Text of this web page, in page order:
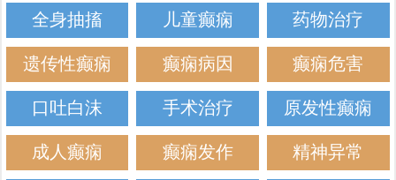
全身抽搐 儿童癫痫 药物治疗
遗传性癫痫 癫痫病因 癫痫危害
口吐白沫 手术治疗 原发性癫痫
成人癫痫 癫痫发作 精神异常